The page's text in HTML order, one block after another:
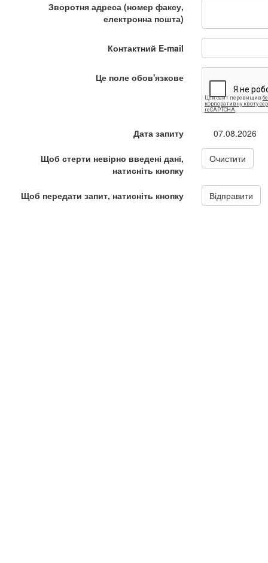
Зворотня адреса (номер факсу,
електронна пошта)
Контактний E-mail
Це поле обов'язкове
Дата запиту 07.08.2026
Щоб стерти невірно введені дані,
натисніть кнопку
Очистити
Щоб передати запит, натисніть кнопку Відправити